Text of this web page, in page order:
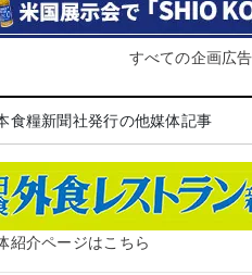
すべての企画広
食糧新聞社発行の他媒体記事
紹介ページはこちら